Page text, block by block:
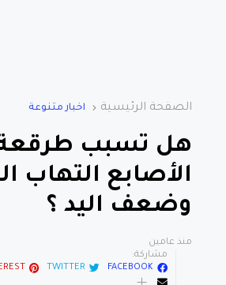
الصفحة الرئيسية اخبار متنوعة
هل تسبب
الأصابع التهاب
وضعف اليد ؟
منذ عامين
مشاركة:
FACEBOOK
TWITTER